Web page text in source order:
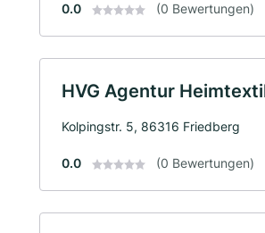
0.0 (0 Bewertungen)
HVG Agentur
Kolpingstr. 5, 86316 Friedberg
0.0 (0 Bewertungen)